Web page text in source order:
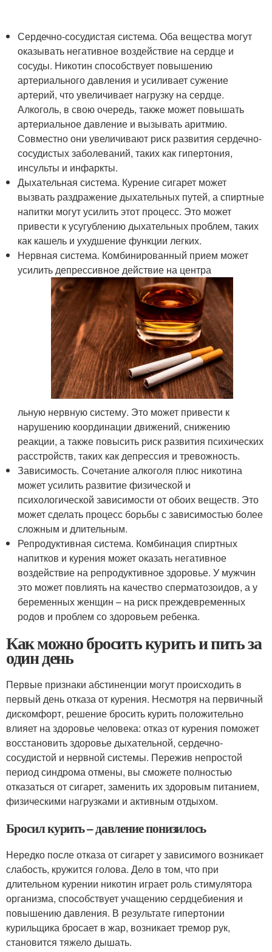
Сердечно-сосудистая система. Оба вещества могут
оказывать негативное воздействие на сердце и
сосуды. Никотин способствует повышению
артериального давления и усиливает сужение
артерий, что увеличивает нагрузку на сердце.
Алкоголь, в свою очередь, также может повышать
артериальное давление и вызывать аритмию.
Совместно они увеличивают риск развития сердечно-
сосудистых заболеваний, таких как гипертония,
инсульты и инфаркты.
Дыхательная система. Курение сигарет может
вызвать раздражение дыхательных путей, а спиртные
напитки могут усилить этот процесс. Это может
привести к усугублению дыхательных проблем, таких
как кашель и ухудшение функции легких.
Нервная система. Комбинированный прием может
усилить депрессивное действие на центра
льную нервную систему. Это может привести к
нарушению координации движений, снижению
реакции, а также повысить риск развития психических
расстройств, таких как депрессия и тревожность.
Зависимость. Сочетание алкоголя плюс никотина
может усилить развитие физической и
психологической зависимости от обоих веществ. Это
может сделать процесс борьбы с зависимостью более
сложным и длительным.
Репродуктивная система. Комбинация спиртных
напитков и курения может оказать негативное
воздействие на репродуктивное здоровье. У мужчин
это может повлиять на качество сперматозоидов, а у
беременных женщин – на риск преждевременных
родов и проблем со здоровьем ребенка.
Как можно бросить курить и пить за
один день
Первые признаки абстиненции могут происходить в
первый день отказа от курения. Несмотря на первичный
дискомфорт, решение бросить курить положительно
влияет на здоровье человека: отказ от курения поможет
восстановить здоровье дыхательной, сердечно-
сосудистой и нервной системы. Пережив непростой
период синдрома отмены, вы сможете полностью
отказаться от сигарет, заменить их здоровым питанием,
физическими нагрузками и активным отдыхом.
Бросил курить – давление понизилось
Нередко после отказа от сигарет у зависимого возникает
слабость, кружится голова. Дело в том, что при
длительном курении никотин играет роль стимулятора
организма, способствует учащению сердцебиения и
повышению давления. В результате гипертонии
курильщика бросает в жар, возникает тремор рук,
становится тяжело дышать.